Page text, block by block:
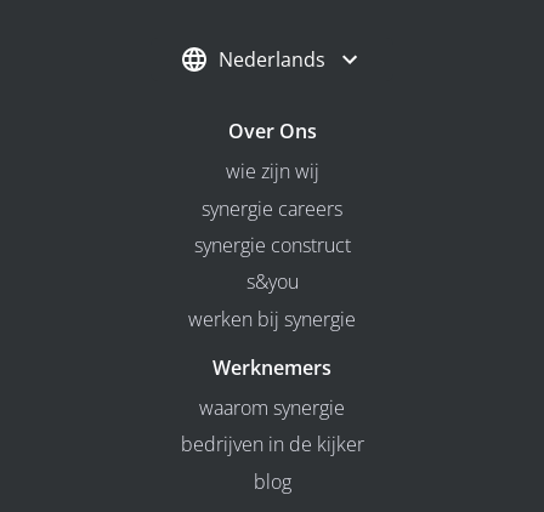
Nederlands
Over Ons
wie zijn wij
synergie careers
synergie construct
s&you
werken bij synergie
Werknemers
waarom synergie
bedrijven in de kijker
blog